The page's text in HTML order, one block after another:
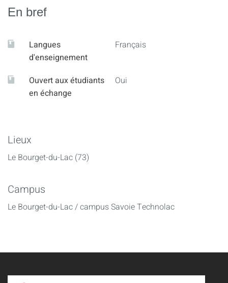
En bref
Langues
d'enseignement
Français
Ouvert aux étudiants
en échange
Oui
Lieux
Le Bourget-du-Lac (73)
Campus
Le Bourget-du-Lac / campus Savoie Technolac